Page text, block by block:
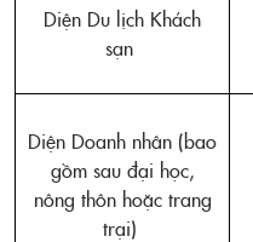
Diện Du lịch Khách
sạn
Diện Doanh nhân (bao
gồm sau đại học,
nông thôn hoặc trang
trại)